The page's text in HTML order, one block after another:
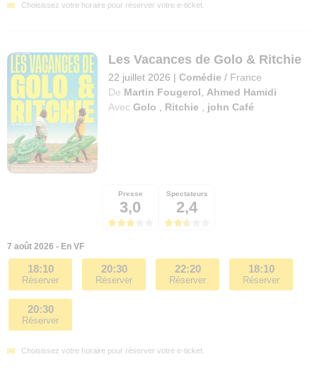
Choisissez votre horaire pour réserver votre e-ticket.
Les Vacances de Golo & Ritchie
22 juillet 2026 | Comédie / France
De Martin Fougerol
Ahmed Hamidi
Avec Golo Ritchie john Café
Presse
3,0
Spectateurs
2,4
7 août 2026 - En VF
18:10
Réserver
20:30
Réserver
22:20
Réserver
18:10
Réserver
20:30
Réserver
Choisissez votre horaire pour réserver votre e-ticket.